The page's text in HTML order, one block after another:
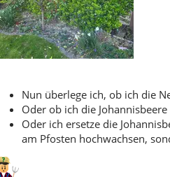
Nun überlege ich, ob ich die
Oder ob ich die
Oder ich ersetze die
am Pfosten hochwachsen,